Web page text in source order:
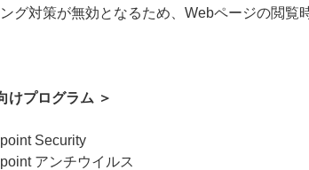
グ対策が無効となるため、Webページの閲覧
けプログラム ＞
Security
アンチウイルス